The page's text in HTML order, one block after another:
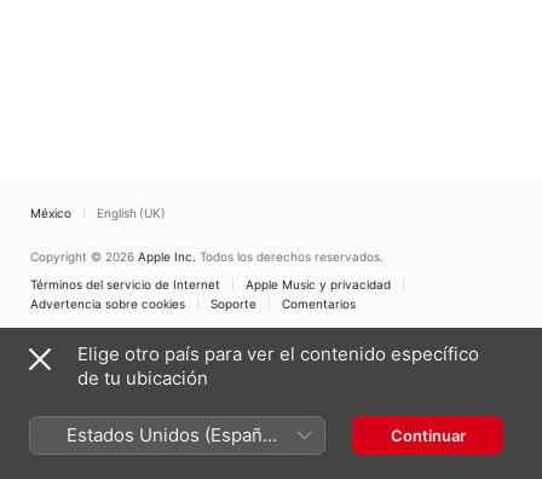
México English (UK)
Copyright © 2026 Apple Inc. Todos los derechos reservados.
Términos del servicio de Internet
Apple Music y privacidad
Advertencia sobre cookies
Soporte Comentarios
Elige otro país para ver el contenido específico
de tu ubicación
Estados Unidos (Español
México)
Continuar